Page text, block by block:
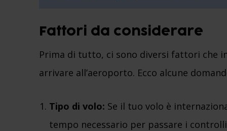
Fattori da considerare
Prima di tutto, ci sono diversi fattori che
arrivare all’aeroporto. Ecco alcune
Tipo di volo: Se il tuo volo è
tempo necessario per passare i